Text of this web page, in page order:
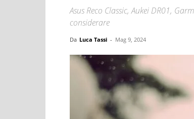
Asus Reco Classic, Aukei DR01,
considerare
Da Luca Tassi - Mag 9, 2024